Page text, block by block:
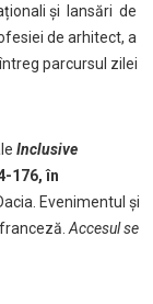
și lansări de
de arhitect, a
parcursul zilei
Inclusive
176, în
Evenimentul și
Accesul se